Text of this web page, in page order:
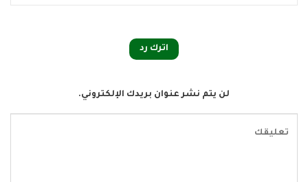
اترك رد
لن يتم نشر عنوان بريدك الإلكتروني.